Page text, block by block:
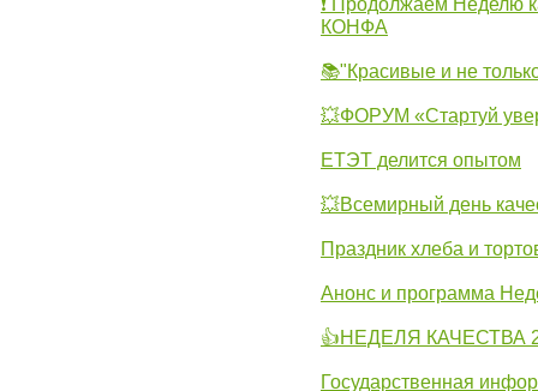
❗ Продолжаем Неделю
КОНФА
📚"Красивые и не
💥ФОРУМ «Стартуй
ЕТЭТ делится опытом
💥Всемирный день
Праздник хлеба и
Анонс и программа
👍НЕДЕЛЯ КАЧЕСТВА
Государственная